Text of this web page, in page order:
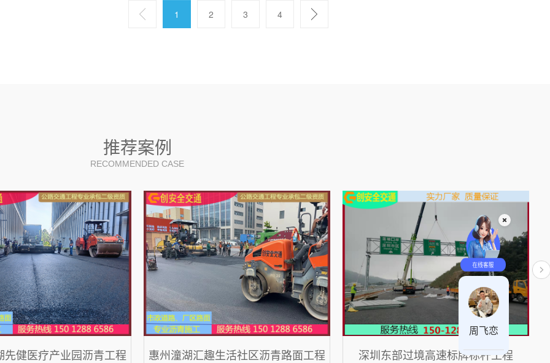
1 2 3 4
推荐案例
RECOMMENDED CASE
先健医疗产业园沥青工程 惠州潼湖汇趣生活社区沥青路面工程 深圳东部过境高速标牌标杆工程
客
服
咨询时间 周一至周日 8:00-18:00
周飞恋